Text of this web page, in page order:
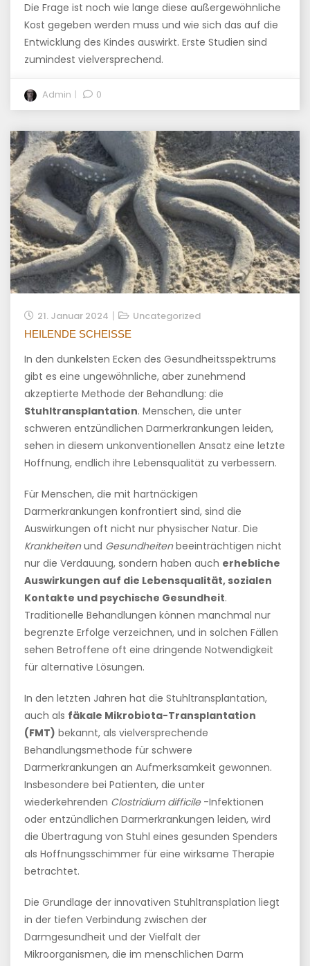
Die Frage ist noch wie lange diese außergewöhnliche
Kost gegeben werden muss und wie sich das auf die
Entwicklung des Kindes auswirkt. Erste Studien sind
zumindest vielversprechend.
Admin 0
21. Januar 2024 Uncategorized
HEILENDE SCHEISSE
In den dunkelsten Ecken des Gesundheitsspektrums
gibt es eine ungewöhnliche, aber zunehmend
akzeptierte Methode der Behandlung: die
Stuhltransplantation. Menschen, die unter
schweren entzündlichen Darmerkrankungen leiden,
sehen in diesem unkonventionellen Ansatz eine letzte
Hoffnung, endlich ihre Lebensqualität zu verbessern.
Für Menschen, die mit hartnäckigen
Darmerkrankungen konfrontiert sind, sind die
Auswirkungen oft nicht nur physischer Natur. Die
Krankheitenund Gesundheitenbeeinträchtigen nicht
nur die Verdauung, sondern haben auch erhebliche
Auswirkungen auf die Lebensqualität, sozialen
Kontakte und psychische Gesundheit.
Traditionelle Behandlungen können manchmal nur
begrenzte Erfolge verzeichnen, und in solchen Fällen
sehen Betroffene oft eine dringende Notwendigkeit
für alternative Lösungen.
In den letzten Jahren hat die Stuhltransplantation,
auch als fäkale Mikrobiota-Transplantation
(FMT) bekannt, als vielversprechende
Behandlungsmethode für schwere
Darmerkrankungen an Aufmerksamkeit gewonnen.
Insbesondere bei Patienten, die unter
wiederkehrenden Clostridium difficile -Infektionen
oder entzündlichen Darmerkrankungen leiden, wird
die Übertragung von Stuhl eines gesunden Spenders
als Hoffnungsschimmer für eine wirksame Therapie
betrachtet.
Die Grundlage der innovativen Stuhltransplation liegt
in der tiefen Verbindung zwischen der
Darmgesundheit und der Vielfalt der
Mikroorganismen, die im menschlichen Darm